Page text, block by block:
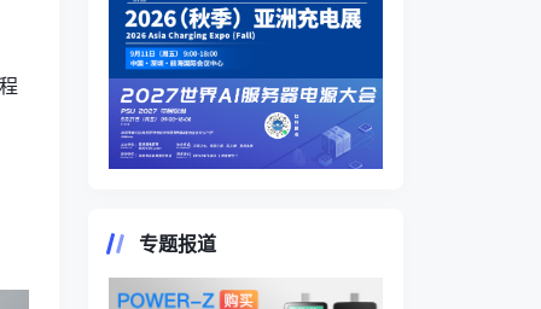
专题报道